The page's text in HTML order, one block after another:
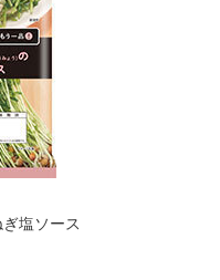
塩ソース